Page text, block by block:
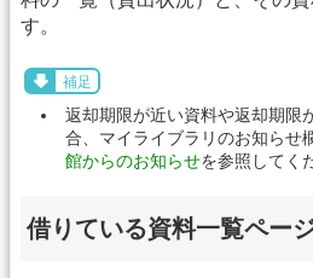
す。
補足
返却期限が近い資料や返却期限
合、マイライブラリのお知らせ
館からのお知らせを参照してく
借りている資料一覧ペー